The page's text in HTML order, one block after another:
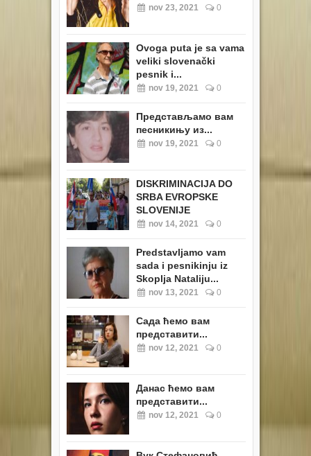
nov 23, 2021 0
Ovoga puta je sa vama
veliki slovenački
pesnik i...
nov 19, 2021 0
Представљамо вам
песникињу из...
nov 19, 2021 0
DISKRIMINACIJA DO
SRBA EVROPSKE
SLOVENIJE
nov 14, 2021 0
Predstavljamo vam
sada i pesnikinju iz
Skoplja Nataliju...
nov 13, 2021 0
Сада ћемо вам
представити...
nov 12, 2021 0
Данас ћемо вам
представити...
nov 12, 2021 0